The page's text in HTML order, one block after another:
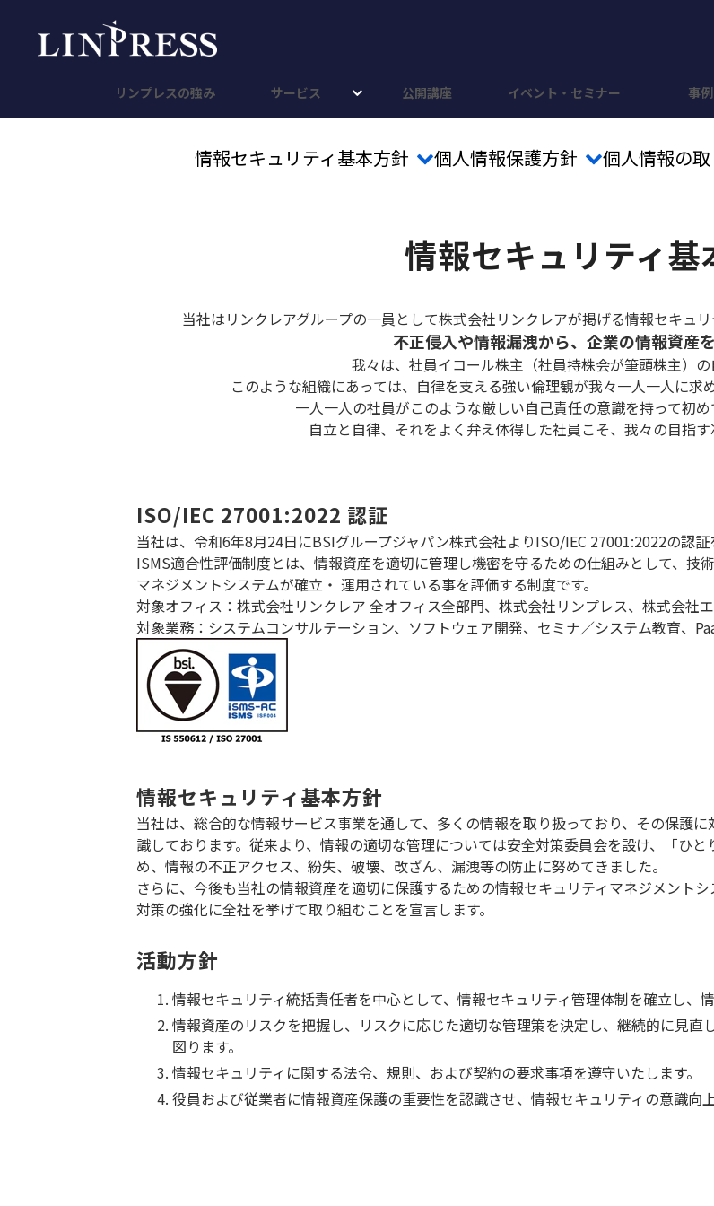
リンプレスの強み サービス 公開講座 イベント・セミナー 事例
情報セキュリティ基本方針 個人情報保護方針 個人情報の
情報セキュリティ基
当社はリンクレアグループの一員として株式会社リンクレアが掲げる情報セキュ
不正侵入や情報漏洩から、企業の情報資産
我々は、社員イコール株主（社員持株会が筆頭株主）の
このような組織にあっては、自律を支える強い倫理観が我々一人一人に求
一人一人の社員がこのような厳しい自己責任の意識を持って初め
自立と自律、それをよく弁え体得した社員こそ、我々の目指す
ISO/IEC 27001:2022 認証
当社は、令和6年8月24日にBSIグループジャパン株式会社よりISO/IEC 27001:2022の認証
ISMS適合性評価制度とは、情報資産を適切に管理し機密を守るための仕組みとして、技
マネジメントシステムが確立・ 運用されている事を評価する制度です。
対象オフィス：株式会社リンクレア 全オフィス全部門、株式会社リンプレス、株式会社
対象業務：システムコンサルテーション、ソフトウェア開発、セミナ／システム教育、
情報セキュリティ基本方針
当社は、総合的な情報サービス事業を通して、多くの情報を取り扱っており、その保護
識しております。従来より、情報の適切な管理については安全対策委員会を設け、「ひ
め、情報の不正アクセス、紛失、破壊、改ざん、漏洩等の防止に努めてきました。
さらに、今後も当社の情報資産を適切に保護するための情報セキュリティマネジメント
対策の強化に全社を挙げて取り組むことを宣言します。
活動方針
情報セキュリティ統括責任者を中心として、情報セキュリティ管理体制を確立し、
情報資産のリスクを把握し、リスクに応じた適切な管理策を決定し、継続的に見直
図ります。
情報セキュリティに関する法令、規則、および契約の要求事項を遵守いたします。
役員および従業者に情報資産保護の重要性を認識させ、情報セキュリティの意識向